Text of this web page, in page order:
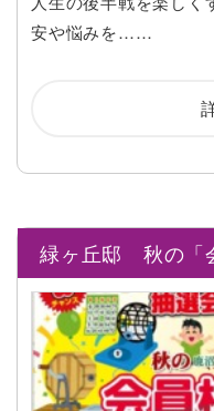
安や悩みを……
緑ヶ丘邸 秋の「